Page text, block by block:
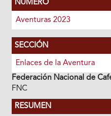
NÚMERO
Aventuras 2023
SECCIÓN
Enlaces de la Aventura
Federación Nacional de
FNC
RESUMEN